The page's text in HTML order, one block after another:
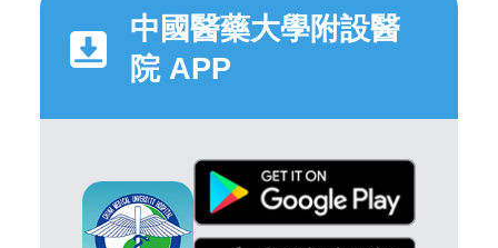
中國醫藥大學附設醫
院 APP